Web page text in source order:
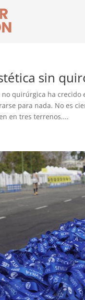
sin
no quirúrgica ha
para nada. No es
en tres terrenos....